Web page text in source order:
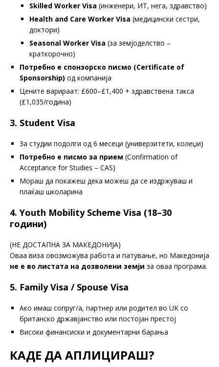
Skilled Worker Visa (инженери, ИТ, нега, здравство)
Health and Care Worker Visa (медицински сестри,
доктори)
Seasonal Worker Visa (за земјоделство –
краткорочно)
Потребно е спонзорско писмо (Certificate of
Sponsorship) од компанија
Цените варираат: £600–£1,400 + здравствена такса
(£1,035/година)
3. Student Visa
За студии подолги од 6 месеци (универзитети, колеџи)
Потребно е писмо за прием (Confirmation of
Acceptance for Studies – CAS)
Мораш да покажеш дека можеш да се издржуваш и
плаќаш школарина
4. Youth Mobility Scheme Visa (18–30
години)
(НЕ ДОСТАПНА ЗА МАКЕДОНИЈА)
Оваа виза овозможува работа и патување, но Македонија
не е во листата на дозволени земји за оваа програма.
5. Family Visa / Spouse Visa
Ако имаш сопруг/а, партнер или родител во UK со
британско државјанство или постојан престој
Високи финансиски и документарни барања
КАДЕ ДА АПЛИЦИРАШ?